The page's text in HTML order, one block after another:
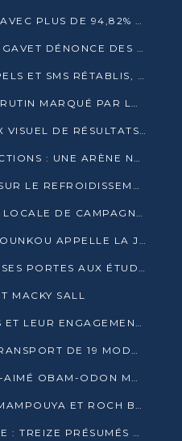
SASSOU N’GUESSO RÉÉLU AVEC PLUS DE 94,82% DES VOIX
PRÉSIDENTIELLE : DESTIN GAVET DÉNONCE DES IRRÉGULARITÉS ET REVENDIQUE LA VICTOIRE
PRÉSIDENTIELLE : LES APPELS ET SMS RÉTABLIS, INTERNET RESTE BLOQUÉ
PRÉSIDENTIELLE A : UN SCRUTIN MARQUÉ PAR LA COUPURE D’INTERNET ET UNE AFFLUENCE TIMIDE À BRAZZAVILLE
PRÉSIDENTIELLE : UN FAUX VISUEL DE RÉSULTATS CIRCULE
RÉSEAUX SOCIAUX ET ÉLECTIONS : UNE ARÈNE NUMÉRIQUE EN PLEINE MUTATION AU CONGO
À FREETOWN, MEER MISE SUR LE REFROIDISSEMENT PASSIF FACE À LA CHALEUR EXTRÊME
BOUEMBA : LA DIRECTION LOCALE DE CAMPAGNE DE DENIS SASSOU N’GUESSO MULTIPLIE LES ACTIVITÉS DE MOBILISATION
ROCH BREDIN BISSALA NKOUNKOU APPELLE LA JEUNESSE DE GOMA TSÉ-TSÉ À UN VOTE MASSIF POUR DENIS SASSOU NGUESSO
CONGO TERMINAL OUVRE SES PORTES AUX ÉTUDIANTS EN TRANSPORT ET LOGISTIQUE
MACKY SALL
TBC CÉLÈBRE LES FEMMES ET LEUR ENGAGEMENT À L’OCCASION DU 8 MARS
AGL CONGO RÉUSSIT LE TRANSPORT DE 19 MODULES HORS GABARIT ENTRE POINTE-NOIRE ET BRAZZAVILLE
GAMBOMA, ANTOINE BIEN-AIMÉ OBAM-ODON MOBILISE LES 32 148 ÉLECTEURS EN FAVEUR DE DENIS SASSOU NGUESSO
GOMA TSÉ-TSÉ : MATSON MAMPOUYA ET ROCH BREDIN BISSALA NKOUNKOU EN CAMPAGNE DE PROXIMITÉ
TRAFIC DE FAUNE SAUVAGE : TREIZE PRÉSUMÉS TRAFIQUANTS INTERPELLÉS AU CONGO EN 2025